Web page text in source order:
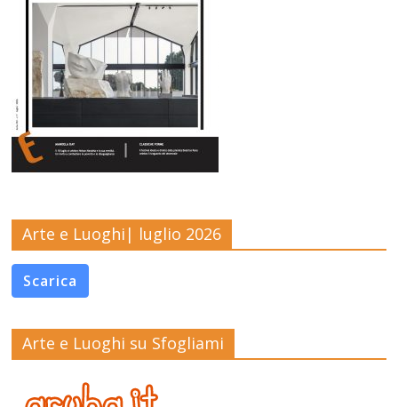
Arte e Luoghi| luglio 2026
Scarica
Arte e Luoghi su Sfogliami